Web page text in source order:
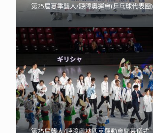
第25屆夏季聾人/聽障奧運會(乒乓球代表團)